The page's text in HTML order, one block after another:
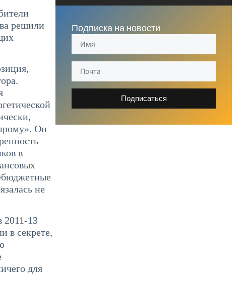
решили
Он
в
не
2011-13
в секрете,
для
Подписка на новости
Подписаться